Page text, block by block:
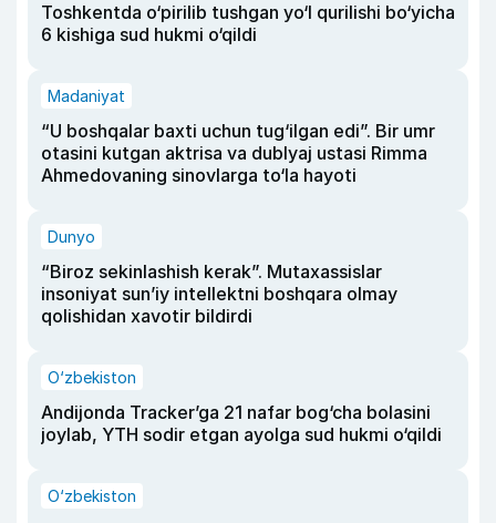
Toshkentda o‘pirilib tushgan yo‘l qurilishi bo‘yicha
6 kishiga sud hukmi o‘qildi
Madaniyat
“U boshqalar baxti uchun tug‘ilgan edi”. Bir umr
otasini kutgan aktrisa va dublyaj ustasi Rimma
Ahmedovaning sinovlarga to‘la hayoti
Dunyo
“Biroz sekinlashish kerak”. Mutaxassislar
insoniyat sun’iy intellektni boshqara olmay
qolishidan xavotir bildirdi
O‘zbekiston
Andijonda Tracker’ga 21 nafar bog‘cha bolasini
joylab, YTH sodir etgan ayolga sud hukmi o‘qildi
O‘zbekiston